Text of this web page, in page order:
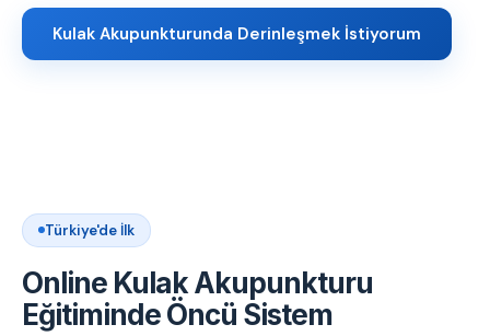
Kulak Akupunkturunda Derinleşmek İstiyorum
Türkiye'de İlk
Online Kulak Akupunkturu
Eğitiminde Öncü Sistem